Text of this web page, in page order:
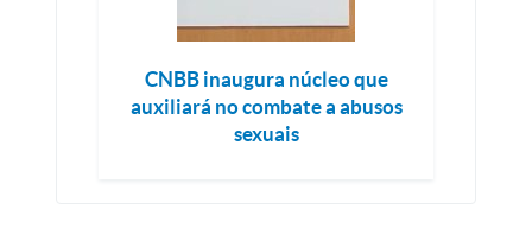
CNBB inaugura núcleo que
auxiliará no combate a abusos
sexuais